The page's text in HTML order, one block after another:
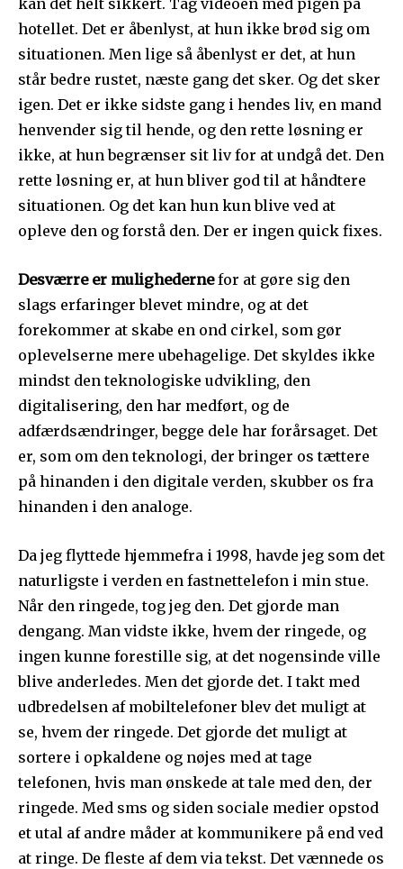
kan det helt sikkert. Tag videoen med pigen på
hotellet. Det er åbenlyst, at hun ikke brød sig om
situationen. Men lige så åbenlyst er det, at hun
står bedre rustet, næste gang det sker. Og det sker
igen. Det er ikke sidste gang i hendes liv, en mand
henvender sig til hende, og den rette løsning er
ikke, at hun begrænser sit liv for at undgå det. Den
rette løsning er, at hun bliver god til at håndtere
situationen. Og det kan hun kun blive ved at
opleve den og forstå den. Der er ingen quick fixes.
Desværre er mulighedernefor at gøre sig den
slags erfaringer blevet mindre, og at det
forekommer at skabe en ond cirkel, som gør
oplevelserne mere ubehagelige. Det skyldes ikke
mindst den teknologiske udvikling, den
digitalisering, den har medført, og de
adfærdsændringer, begge dele har forårsaget. Det
er, som om den teknologi, der bringer os tættere
på hinanden i den digitale verden, skubber os fra
hinanden i den analoge.
Da jeg flyttede hjemmefra i 1998, havde jeg som det
naturligste i verden en fastnettelefon i min stue.
Når den ringede, tog jeg den. Det gjorde man
dengang. Man vidste ikke, hvem der ringede, og
ingen kunne forestille sig, at det nogensinde ville
blive anderledes. Men det gjorde det. I takt med
udbredelsen af mobiltelefoner blev det muligt at
se, hvem der ringede. Det gjorde det muligt at
sortere i opkaldene og nøjes med at tage
telefonen, hvis man ønskede at tale med den, der
ringede. Med sms og siden sociale medier opstod
et utal af andre måder at kommunikere på end ved
at ringe. De fleste af dem via tekst. Det vænnede os